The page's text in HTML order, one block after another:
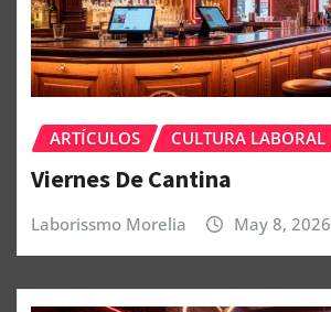
ARTÍCULOS CULTURA LABORAL
Viernes De Cantina
Laborissmo Morelia May 8, 2026